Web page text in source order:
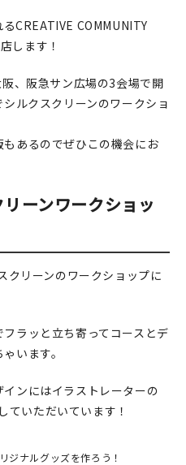
CREATIVE COMMUNITY
します！
、阪急サン広場の3会場で開
ルクスクリーンのワークショ
あるのでぜひこの機会にお
ーンワークショッ
クリーンのワークショップに
ラッと立ち寄ってコースとデ
います。
ンにはイラストレーターの
ていただいています！
ジナルグッズを作ろう！